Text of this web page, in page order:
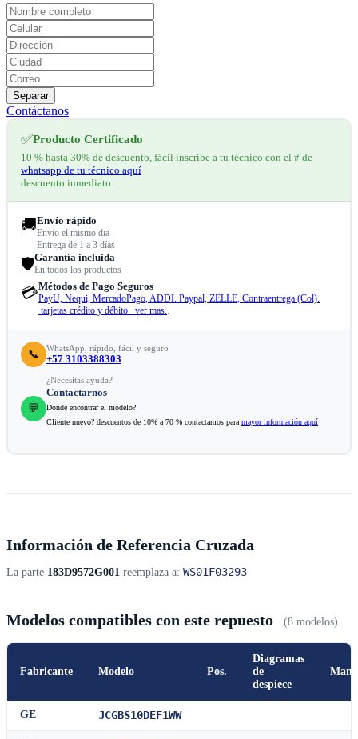
Separar
Contáctanos
✅Producto Certificado
10 % hasta 30% de descuento, fácil inscribe a tu técnico con el # de
whatsapp de tu técnico aquí
descuento inmediato
🚚Envío rápido
Envío el mismo dia
Entrega de 1 a 3 días
🛡️Garantía incluida
En todos los productos
💳Métodos de Pago Seguros
PayU, Nequi, MercadoPago, ADDI. Paypal, ZELLE, Contraentrega (Col).
tarjetas crédito y débito. ver mas..
📞 WhatsApp, rápido, fácil y seguro
+57 3103388303
💬
¿Necesitas ayuda?
Contactarnos
Donde encontrar el modelo?
Cliente nuevo? descuentos de 10% a 70 % contactamos para mayor información aquí
Información de Referencia Cruzada
La parte 183D9572G001 reemplaza a: WS01F03293
Modelos compatibles con este repuesto (8 modelos)
Fabricante Modelo Pos.
Diagramas
de
despiece
GE JCGBS10DEF1WW